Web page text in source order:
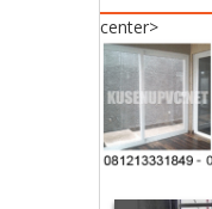
center>